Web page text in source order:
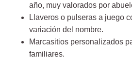
año, muy valorados por
Llaveros o pulseras a juego
variación del nombre.
Marcasitios personalizados
familiares.